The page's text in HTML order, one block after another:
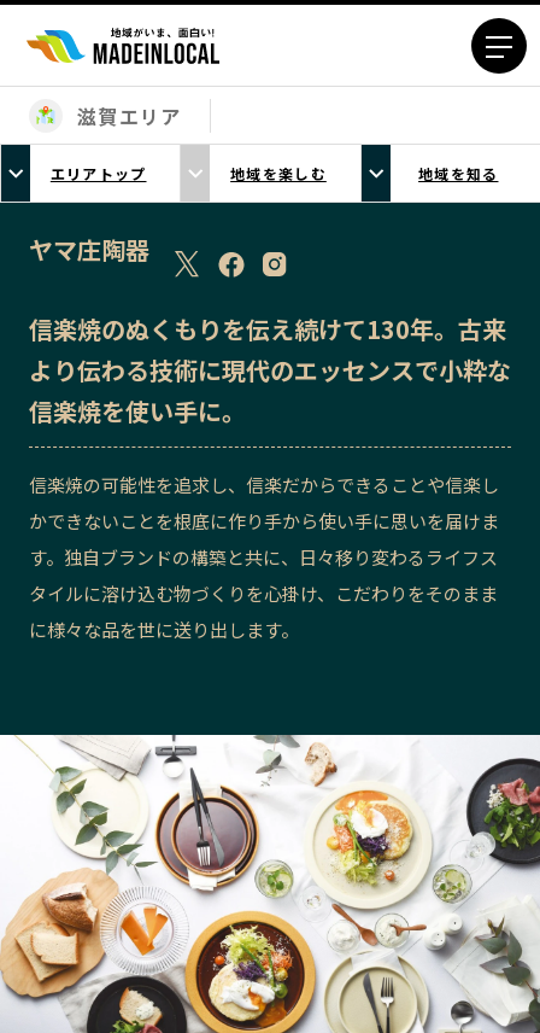
エリアから探す
北海道エリア
青森エリア
岩手エリア
山形エリア
栃木エリア
群馬エリア
埼玉エリア
千葉エリア
東京23区エリア
富山エリア
石川エリア
福井エリア
山梨エリア
長野エリア
岐阜エリア
静岡エリア
愛知エリア
三重エリア
滋賀エリア
河内エリア
兵庫エリア
奈良エリア
和歌山エリア
鳥取エリア
島根エリア
岡山エリア
広島エリア
山口エリア
徳島エリア
香川エリア
愛媛エリア
高知エリア
福岡エリア
佐賀エリア
長崎エリア
滋賀エリア
エリアトップ 地域を楽しむ 地域を知る
ヤマ庄陶器
信楽焼のぬくもりを伝え続けて130年。古来
より伝わる技術に現代のエッセンスで小粋な
信楽焼を使い手に。
信楽焼の可能性を追求し、信楽だからできることや信楽し
かできないことを根底に作り手から使い手に思いを届けま
す。独自ブランドの構築と共に、日々移り変わるライフス
タイルに溶け込む物づくりを心掛け、こだわりをそのまま
に様々な品を世に送り出します。